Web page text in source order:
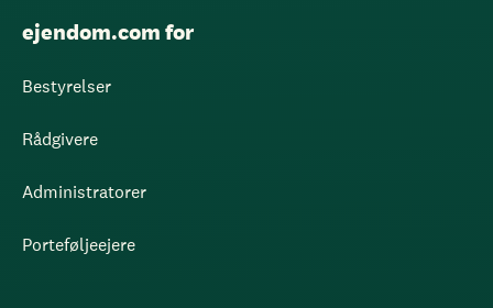
ejendom.com for
Bestyrelser
Rådgivere
Administratorer
Porteføljeejere